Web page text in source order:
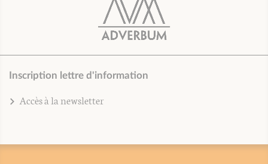
Inscription lettre d'information
Accès à la newsletter